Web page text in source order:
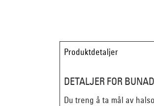
Produktdetaljer
DETALJER FOR
Du treng å ta mål av